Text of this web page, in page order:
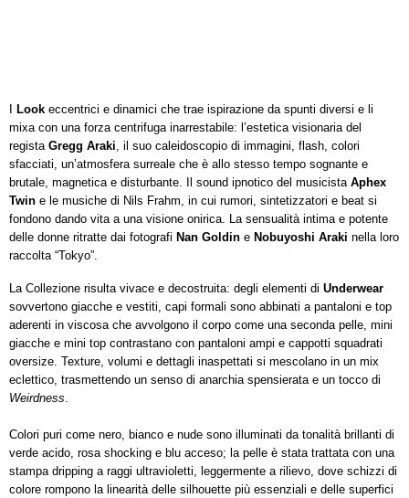
Look eccentrici e dinamici che trae ispirazione da spunti diversi e li
mixa con una forza centrifuga inarrestabile: l’estetica visionaria del
regista Gregg Araki, il suo caleidoscopio di immagini, flash, colori
sfacciati, un’atmosfera surreale che è allo stesso tempo sognante e
brutale, magnetica e disturbante. Il sound ipnotico del musicista Aphex
Twin e le musiche di Nils Frahm, in cui rumori, sintetizzatori e beat si
fondono dando vita a una visione onirica. La sensualità intima e potente
delle donne ritratte dai fotografi Nan Goldin e Nobuyoshi Araki nella loro
raccolta “Tokyo”.
La Collezione risulta vivace e decostruita: degli elementi di Underwear
sovvertono giacche e vestiti, capi formali sono abbinati a pantaloni e top
aderenti in viscosa che avvolgono il corpo come una seconda pelle, mini
giacche e mini top contrastano con pantaloni ampi e cappotti squadrati
oversize. Texture, volumi e dettagli inaspettati si mescolano in un mix
eclettico, trasmettendo un senso di anarchia spensierata e un tocco di
Weirdness.
Colori puri come nero, bianco e nude sono illuminati da tonalità brillanti di
verde acido, rosa shocking e blu acceso; la pelle è stata trattata con una
stampa dripping a raggi ultravioletti, leggermente a rilievo, dove schizzi di
colore rompono la linearità delle silhouette più essenziali e delle superfici